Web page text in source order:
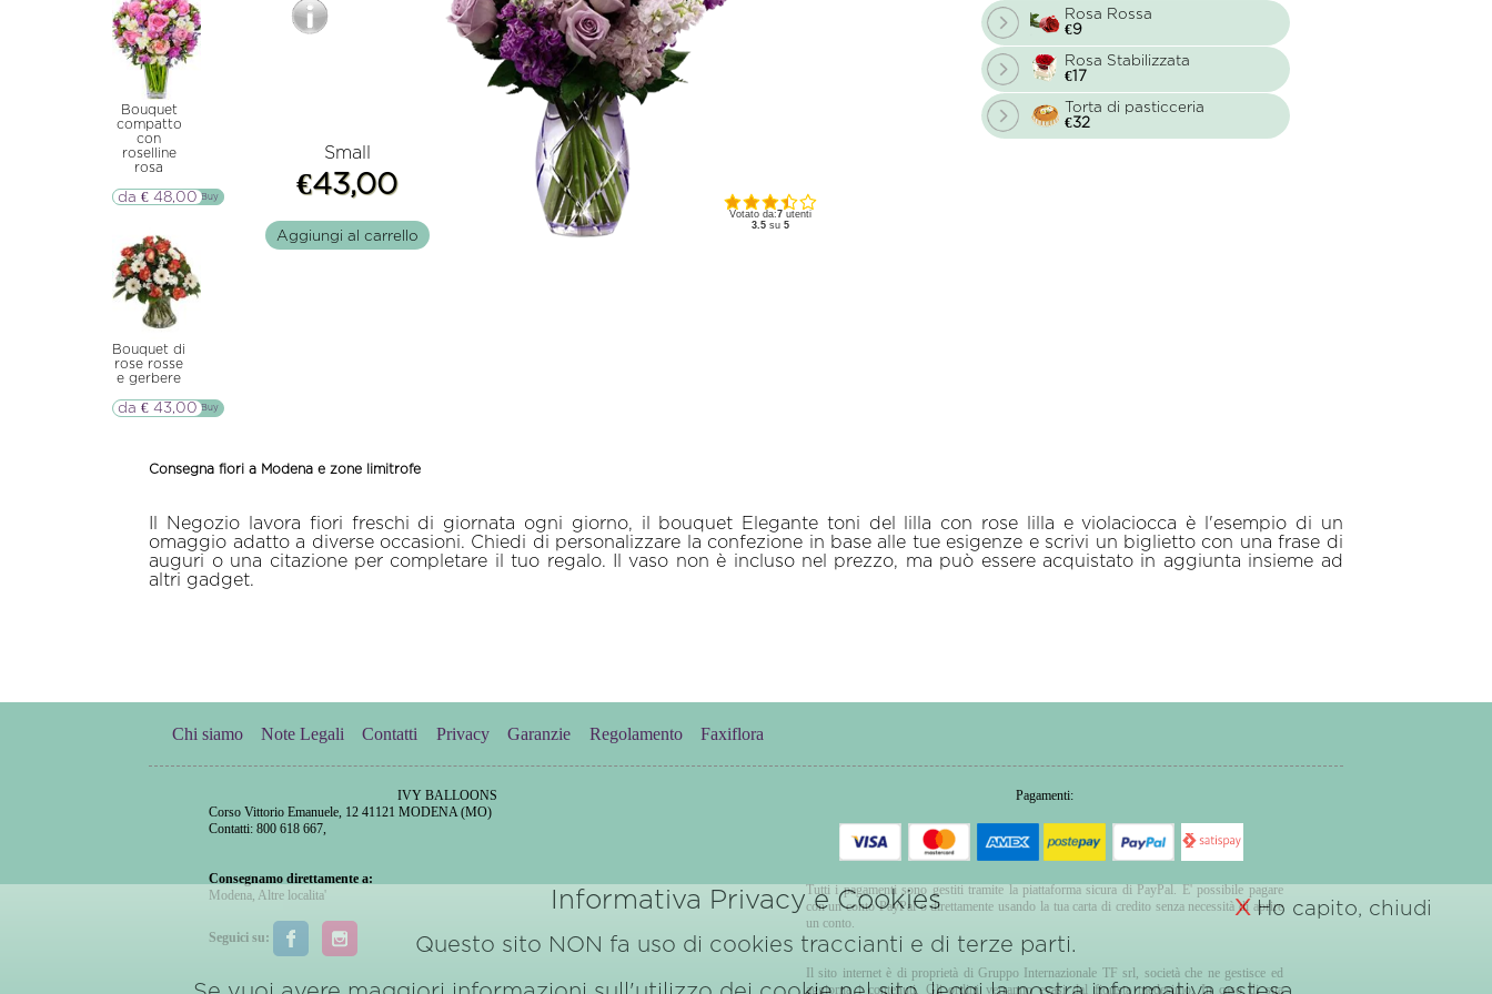
Bouquet
compatto
con
roselline
rosa
▷▷ Buy
da € 48,00
Bouquet di
rose rosse
e gerbere
▷▷ Buy
da € 43,00
Small
€43,00
Aggiungi al carrello
Votato da:7utenti
3.5su 5
Rosa Rossa
€9
Rosa Stabilizzata
€17
Torta di pasticceria
€32
Consegna fiori a Modena e zone limitrofe
Il Negozio lavora fiori freschi di giornata ogni giorno, il bouquet Elegante toni del lilla con rose lilla e violaciocca è l'esempio di un
omaggio adatto a diverse occasioni. Chiedi di personalizzare la confezione in base alle tue esigenze e scrivi un biglietto con una frase di
auguri o una citazione per completare il tuo regalo. Il vaso non è incluso nel prezzo, ma può essere acquistato in aggiunta insieme ad
altri gadget.
Chi siamo Note Legali Contatti Privacy Garanzie Regolamento Faxiflora
IVY BALLOONS
Corso Vittorio Emanuele, 12 41121 MODENA (MO)
Contatti: 800 618 667,
Consegnamo direttamente a:
Modena, Altre localita'
Seguici su:
Pagamenti:
Tutti i pagamenti sono gestiti tramite la piattaforma sicura di PayPal. E' possibile pagare
con un conto PayPal o direttamente usando la tua carta di credito senza necessità di aprire
un conto.
Il sito internet è di proprietà di Gruppo Internazionale TF srl, società che ne gestisce ed
aggiorna i contenuti. Gli ordini verranno evasi dal fiorista medesimo. In caso di sua
Informativa Privacy e Cookies
Questo sito NON fa uso di cookies traccianti e di terze parti.
XHo capito, chiudi